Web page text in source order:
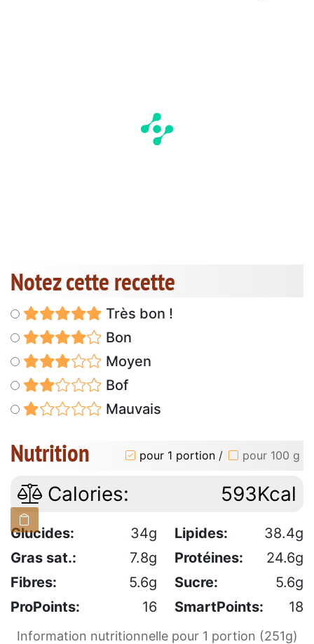
Notez cette recette
Très bon !
Bon
Moyen
Bof
Mauvais
Nutrition pour 1 portion / pour 100 g
Calories: 593Kcal
Glucides: 34g Lipides:
38.4g
Gras sat.:
7.8g Protéines:
24.6g
Fibres:
5.6g Sucre:
5.6g
ProPoints:
16 SmartPoints: 18
Information nutritionnelle pour 1 portion (251g)